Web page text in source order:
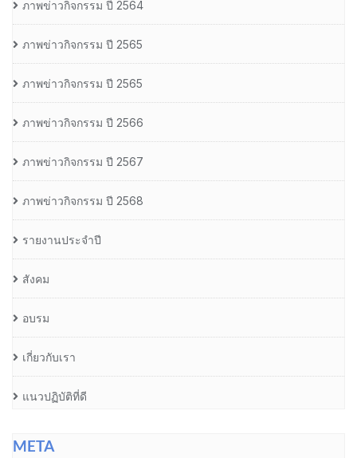
ภาพข่าวกิจกรรม ปี 2564
ภาพข่าวกิจกรรม ปี 2565
ภาพข่าวกิจกรรม ปี 2565
ภาพข่าวกิจกรรม ปี 2566
ภาพข่าวกิจกรรม ปี 2567
ภาพข่าวกิจกรรม ปี 2568
รายงานประจำปี
สังคม
อบรม
เกี่ยวกับเรา
แนวปฏิบัติที่ดี
META